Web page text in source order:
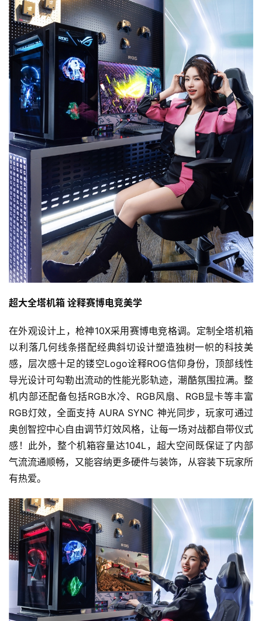
休
闲
游
戏
5
第
十
三
届
金
茶
奖
7
月
3
0
日
游
茶
对
接
会
上
海
站
中
文
(
超大全塔机箱 诠释赛博电竞美学
在外观设计上，枪神10X采用赛博电竞格调。定制全塔机箱
以利落几何线条搭配经典斜切设计塑造独树一帜的科技美
感，层次感十足的镂空Logo诠释ROG信仰身份，顶部线性
导光设计可勾勒出流动的性能光影轨迹，潮酷氛围拉满。整
机内部还配备包括RGB水冷、RGB风扇、RGB显卡等丰富
RGB灯效，全面支持 AURA SYNC 神光同步，玩家可通过
奥创智控中心自由调节灯效风格，让每一场对战都自带仪式
感！此外，整个机箱容量达104L，超大空间既保证了内部
气流流通顺畅，又能容纳更多硬件与装饰，从容装下玩家所
有热爱。